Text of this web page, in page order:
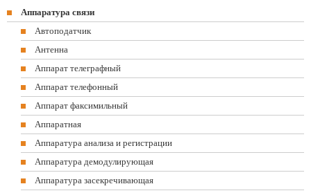
Аппаратура связи
Автоподатчик
Антенна
Аппарат телеграфный
Аппарат телефонный
Аппарат факсимильный
Аппаратная
Аппаратура анализа и регистрации
Аппаратура демодулирующая
Аппаратура засекречивающая